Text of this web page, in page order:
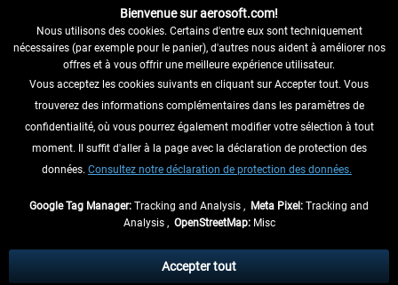
RENONCER AU CONTRAT ICI
INFORMATIONS
NE MANQUEZ PAS LES DERNIÈRES
échéant, frais de remboursement, si aucune description contraire.
Bienvenue sur aerosoft.com!
Nous utilisons des cookies. Certains d'entre eux sont techniquement
nécessaires (par exemple pour le panier), d'autres nous aident à améliorer nos
offres et à vous offrir une meilleure expérience utilisateur.
Vous acceptez les cookies suivants en cliquant sur Accepter tout. Vous
trouverez des informations complémentaires dans les paramètres de
confidentialité, où vous pourrez également modifier votre sélection à tout
moment. Il suffit d'aller à la page avec la déclaration de protection des
données. Consultez notre déclaration de protection des données.
Google Tag Manager: Tracking and Analysis , Meta Pixel: Tracking and
Analysis , OpenStreetMap:Misc
Accepter tout